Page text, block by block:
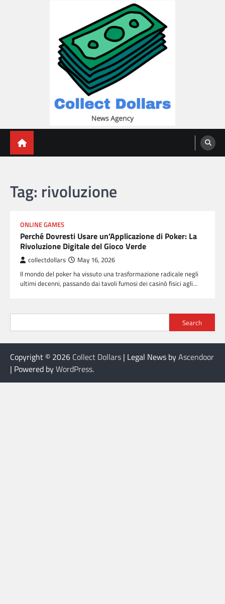
Tag: rivoluzione
ONLINE GAMES
Perché Dovresti Usare un’Applicazione di Poker: La
Rivoluzione Digitale del Gioco Verde
collectdollars May 16, 2026
Il mondo del poker ha vissuto una trasformazione radicale negli
ultimi decenni, passando dai tavoli fumosi dei casinò fisici agli…
Search
Copyright © 2026 Collect Dollars | Legal News byAscendoor
| Powered byWordPress.